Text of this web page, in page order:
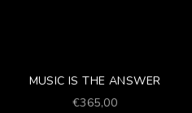
MUSIC IS THE ANSWER
Prezzo scontato
€365,00